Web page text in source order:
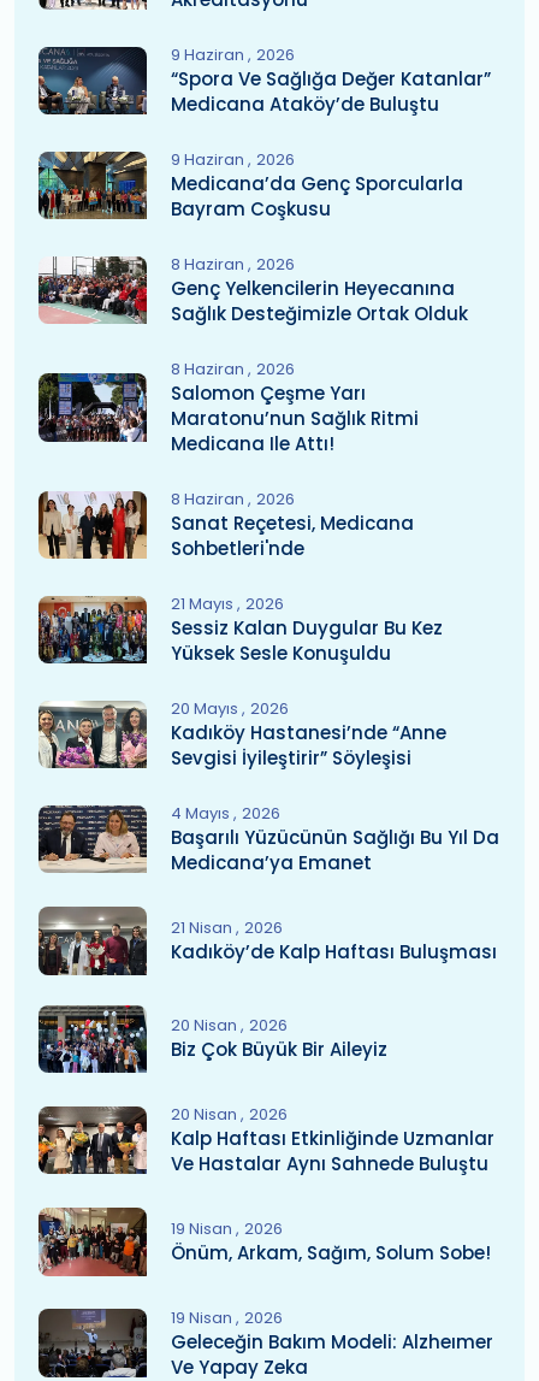
9 Haziran 2026
“Spora Ve Sağlığa Değer Katanlar”
Medicana Ataköy’de Buluştu
9 Haziran 2026
Medicana’da Genç Sporcularla
Bayram Coşkusu
8 Haziran 2026
Genç Yelkencilerin Heyecanına
Sağlık Desteğimizle Ortak Olduk
8 Haziran 2026
Salomon Çeşme Yarı
Maratonu’nun Sağlık Ritmi
Medicana Ile Attı!
8 Haziran 2026
Sanat Reçetesi, Medicana
Sohbetleri'nde
21 Mayıs 2026
Sessiz Kalan Duygular Bu Kez
Yüksek Sesle Konuşuldu
20 Mayıs 2026
Kadıköy Hastanesi’nde “Anne
Sevgisi İyileştirir” Söyleşisi
4 Mayıs 2026
Başarılı Yüzücünün Sağlığı Bu Yıl Da
Medicana’ya Emanet
21 Nisan 2026
Kadıköy’de Kalp Haftası Buluşması
20 Nisan 2026
Biz Çok Büyük Bir Aileyiz
20 Nisan 2026
Kalp Haftası Etkinliğinde Uzmanlar
Ve Hastalar Aynı Sahnede Buluştu
19 Nisan 2026
Önüm, Arkam, Sağım, Solum Sobe!
19 Nisan 2026
Geleceğin Bakım Modeli: Alzheımer
Ve Yapay Zeka